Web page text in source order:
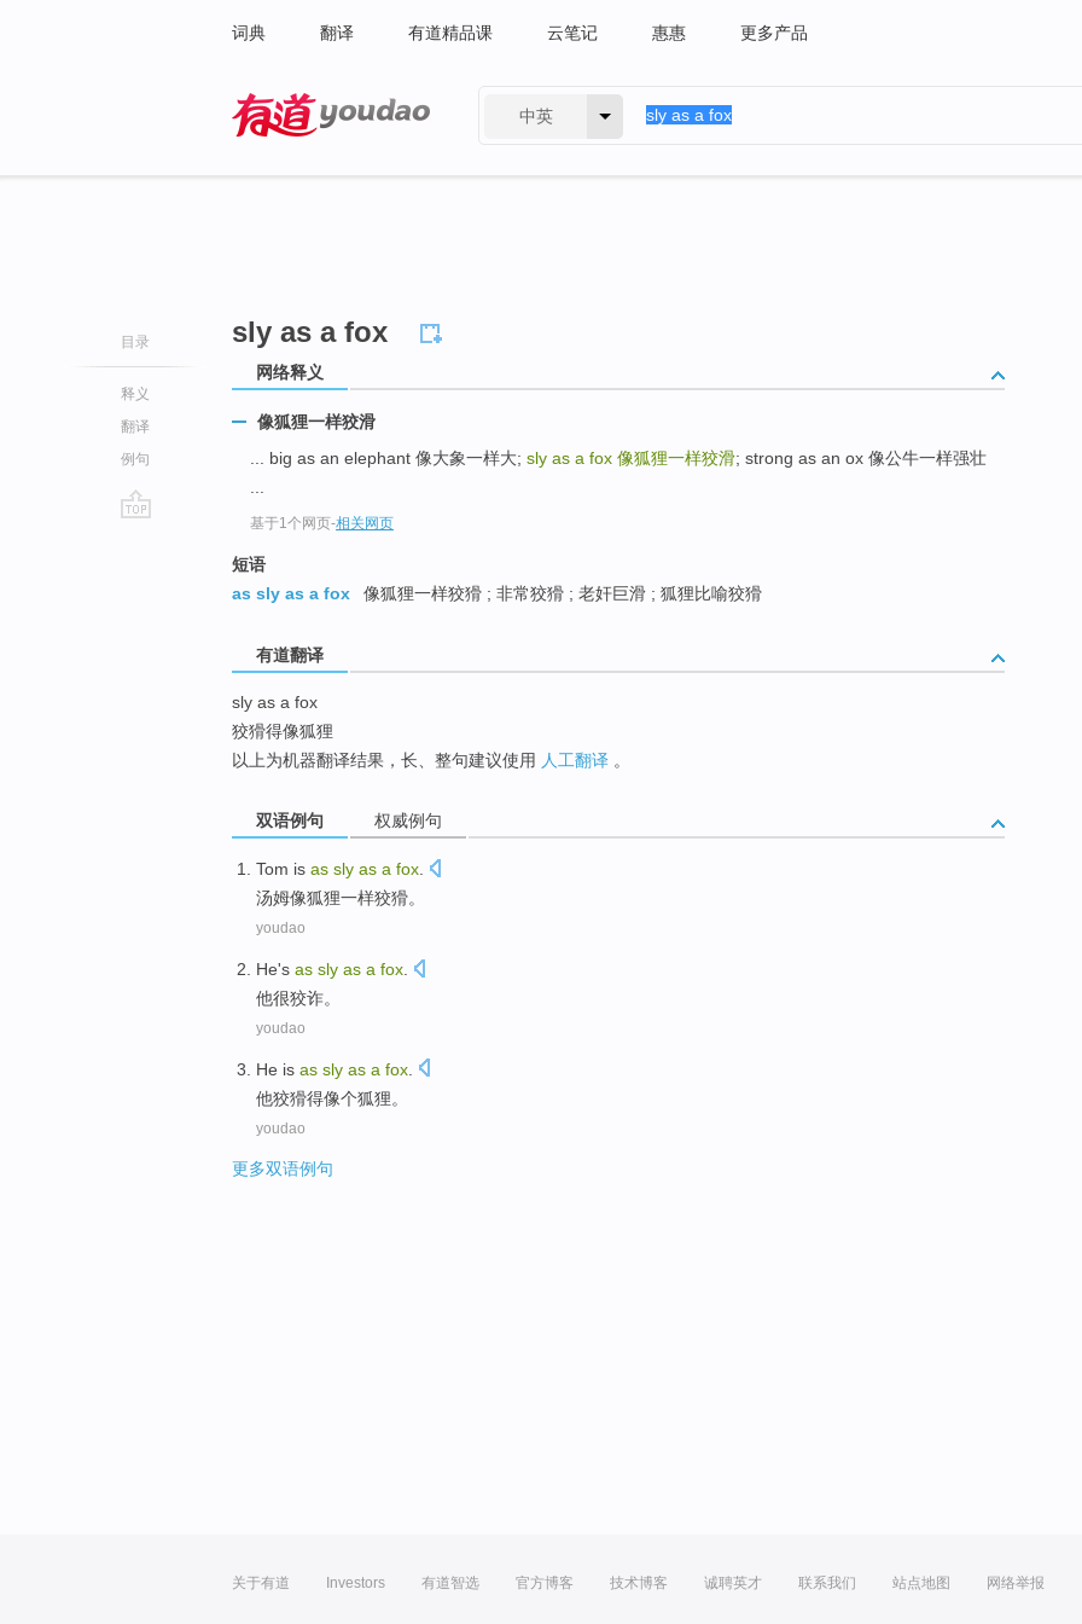
词典 翻译 有道精品课 云笔记 惠惠 更多产品
中英
目录
释义
翻译
例句
sly as a fox
网络释义
像狐狸一样狡滑
... big as an elephant 像大象一样大; sly as a fox 像狐狸一样狡滑; strong as an ox 像公牛一样强壮
基于1个网页-相关网页
短语
as sly as a fox
像狐狸一样狡猾 ; 非常狡猾 ; 老奸巨滑 ; 狐狸比喻狡猾
有道翻译
sly as a fox
狡猾得像狐狸
以上为机器翻译结果，长、整句建议使用 人工翻译 。
双语例句 权威例句
Tom is as sly as a fox
汤姆像狐狸一样狡猾。
youdao
He's as sly as a fox
他很狡诈。
youdao
He is as sly as a fox
他狡猾得像个狐狸。
youdao
更多双语例句
关于有道 Investors 有道智选 官方博客 技术博客 诚聘英才 联系我们 站点地图 网络举报